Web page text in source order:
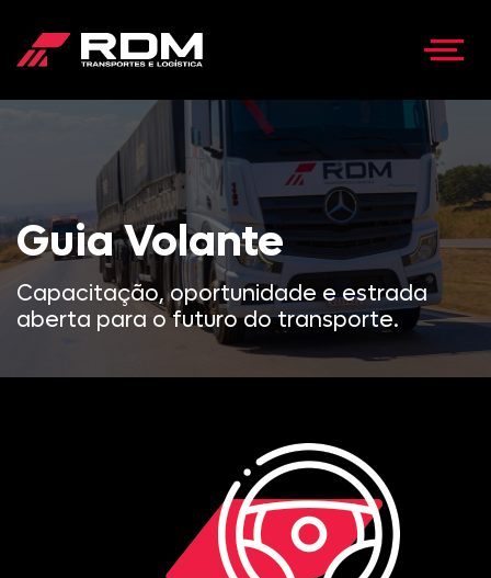
Guia Volante
Capacitação, oportunidade e estrada
aberta para o futuro do transporte.